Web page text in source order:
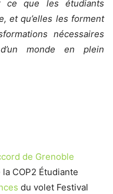
ce que les étudiants
et qu’elles les forment
nécessaires
monde en plein
de Grenoble
la COP2 Étudiante
du volet Festival